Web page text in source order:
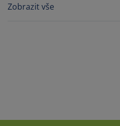
Zobrazit vše